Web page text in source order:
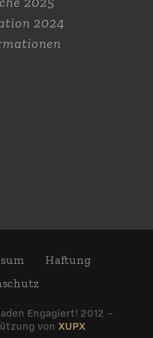
2024
Haftung
Engagiert! 2012 –
von XUPX